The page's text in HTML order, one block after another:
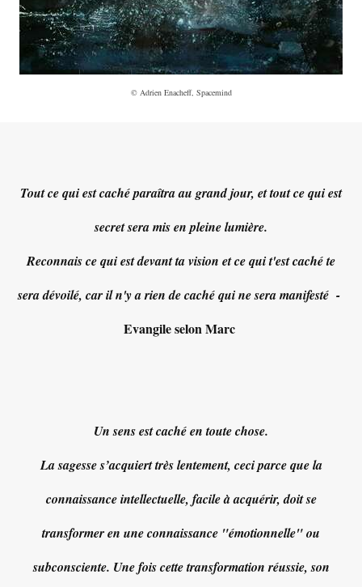
© Adrien Enacheff, Spacemind
Tout ce qui est caché paraîtra au grand jour, et tout ce qui est
secret sera mis en pleine lumière.
Reconnais ce qui est devant ta vision et ce qui t'est caché te
sera dévoilé, car il n'y a rien de caché qui ne sera manifesté -
Evangile selon Marc
Un sens est caché en toute chose.
La sagesse s’acquiert très lentement, ceci parce que la
connaissance intellectuelle, facile à acquérir, doit se
transformer en une connaissance "émotionnelle" ou
subconsciente. Une fois cette transformation réussie, son